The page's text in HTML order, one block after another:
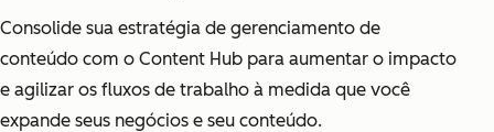
Consolide sua estratégia de gerenciamento de
conteúdo com o Content Hub para aumentar o impacto
e agilizar os fluxos de trabalho à medida que você
expande seus negócios e seu conteúdo.